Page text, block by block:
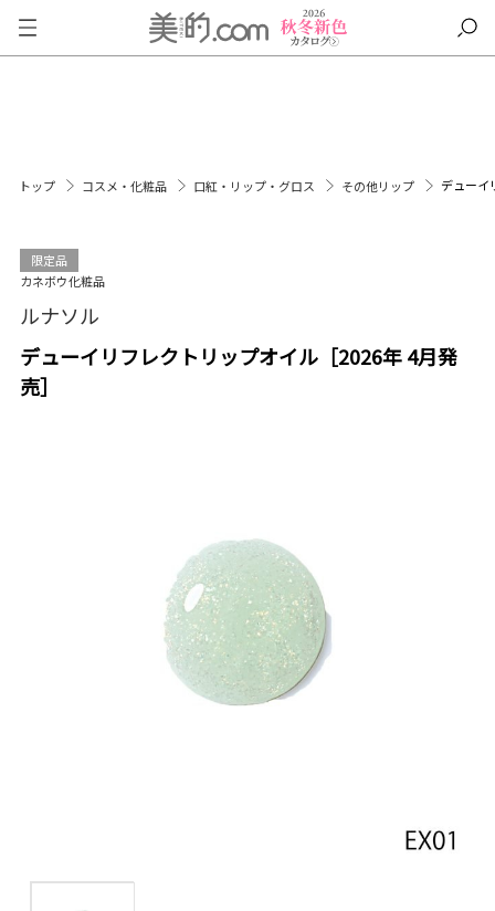
トップ コスメ・化粧品 口紅・リップ・グロス その他リップ デューイ
限定品
カネボウ化粧品
ルナソル
デューイリフレクトリップオイル［2026年 4月発
売］